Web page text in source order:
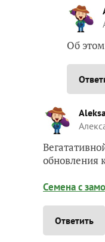
Об
обновления
Семена с
Ответить